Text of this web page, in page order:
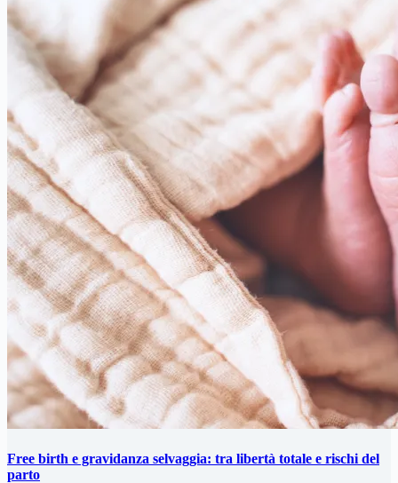
Free birth e gravidanza selvaggia: tra libertà totale e rischi del
parto